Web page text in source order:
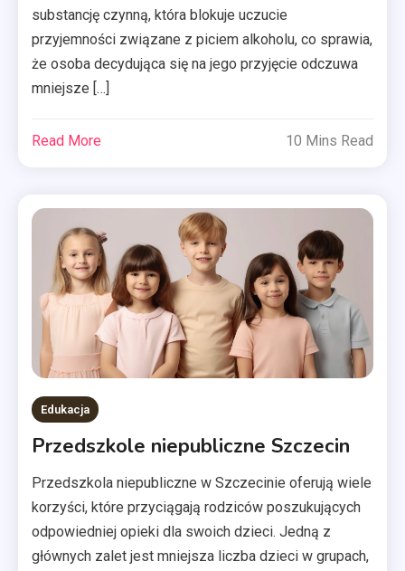
substancję czynną, która blokuje uczucie
przyjemności związane z piciem alkoholu, co sprawia,
że osoba decydująca się na jego przyjęcie odczuwa
mniejsze […]
Read More 10 Mins Read
Edukacja
Przedszkole niepubliczne Szczecin
Przedszkola niepubliczne w Szczecinie oferują wiele
korzyści, które przyciągają rodziców poszukujących
odpowiedniej opieki dla swoich dzieci. Jedną z
głównych zalet jest mniejsza liczba dzieci w grupach,